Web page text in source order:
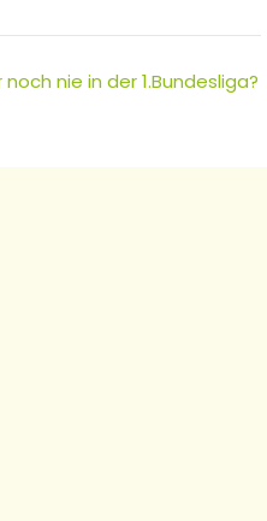
nie in der 1.Bundesliga?